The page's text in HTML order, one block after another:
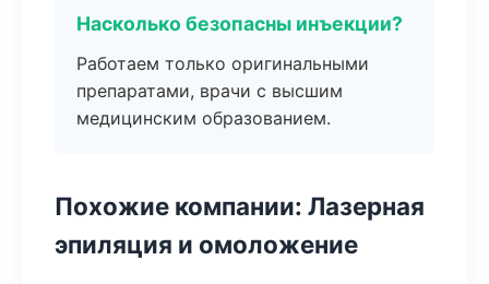
Насколько безопасны инъекции?
Работаем только оригинальными
препаратами, врачи с высшим
медицинским образованием.
Похожие компании: Лазерная
эпиляция и омоложение